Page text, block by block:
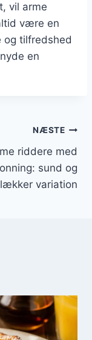
vil arme
være en
tilfredshed
en
NÆSTE
riddere med
sund og
lækker variation